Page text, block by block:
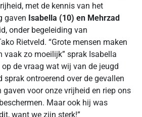
met de kennis van het
gaven Isabella (10) en Mehrzad
onder begeleiding van
Rietveld. “Grote mensen maken
vaak zo moeilijk” sprak Isabella
de vraag wat wij van de jeugd
sprak ontroerend over de gevallen
voor onze vrijheid en riep ons
Maar ook hij was
want we zijn sterk!”